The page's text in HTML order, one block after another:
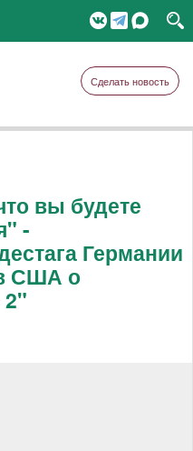
Сделать новость
вы будете
-
Германии
США о
2"